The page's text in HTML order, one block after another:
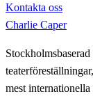
Kontakta oss
Charlie Caper
mest internationella